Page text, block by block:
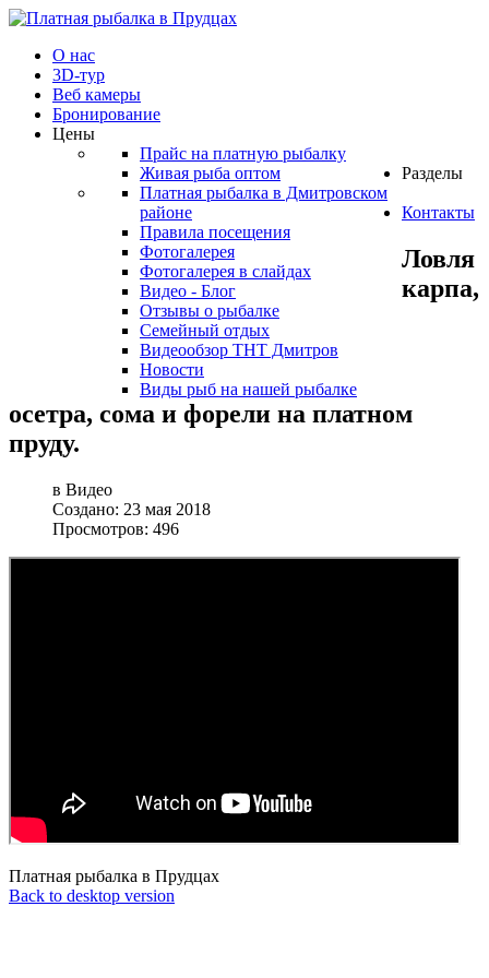
О нас
3D-тур
Веб камеры
Бронирование
Цены
Прайс на платную рыбалку
Живая рыба оптом
Разделы
Платная рыбалка в Дмитровском
районе
Правила посещения
Фотогалерея
Фотогалерея в слайдах
Видео - Блог
Отзывы о рыбалке
Семейный отдых
Видеообзор ТНТ Дмитров
Новости
Виды рыб на нашей рыбалке
Контакты
Ловля
карпа,
осетра, сома и форели на платном
пруду.
в Видео
Создано: 23 мая 2018
Просмотров: 496
Платная рыбалка в Прудцах
Back to desktop version